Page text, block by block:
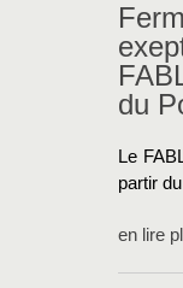
du
Le
partir
en lire